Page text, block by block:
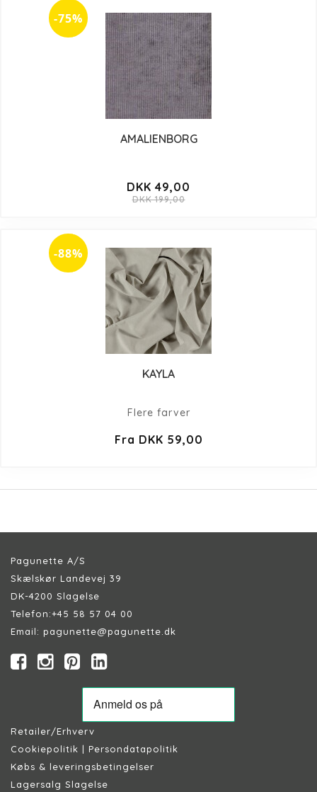
-75%
AMALIENBORG
DKK 49,00
DKK 199,00
-88%
KAYLA
Flere farver
Fra DKK 59,00
Pagunette A/S
Skælskør Landevej 39
DK-4200 Slagelse
Telefon:+45 58 57 04 00
Email: pagunette@pagunette.dk
Retailer/Erhverv
Cookiepolitik | Persondatapolitik
Købs & leveringsbetingelser
Lagersalg Slagelse